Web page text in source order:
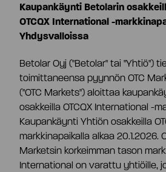
Strategia ja tavoitteet
Markkinat
Teknologia
Riskit ja
Osaketiedot
Tuottolaskuri
Omistajat
Johdon liiketoimet
Tiivistelmä
Yhtiöjärjestys
Yhtiökokous
Kaupankäynti Betolarin
OTCQX International -
Yhdysvalloissa
Betolar Oyj ("Betolar" tai "Yhtiö")
toimittaneensa pyynnön OTC
("OTC Markets") aloittaa
osakkeilla OTCQX International -
Kaupankäynti Yhtiön osakkeilla
markkinapaikalla alkaa 20.1.2026.
Marketsin korkeimman tason
International on varattu yhtiöille,